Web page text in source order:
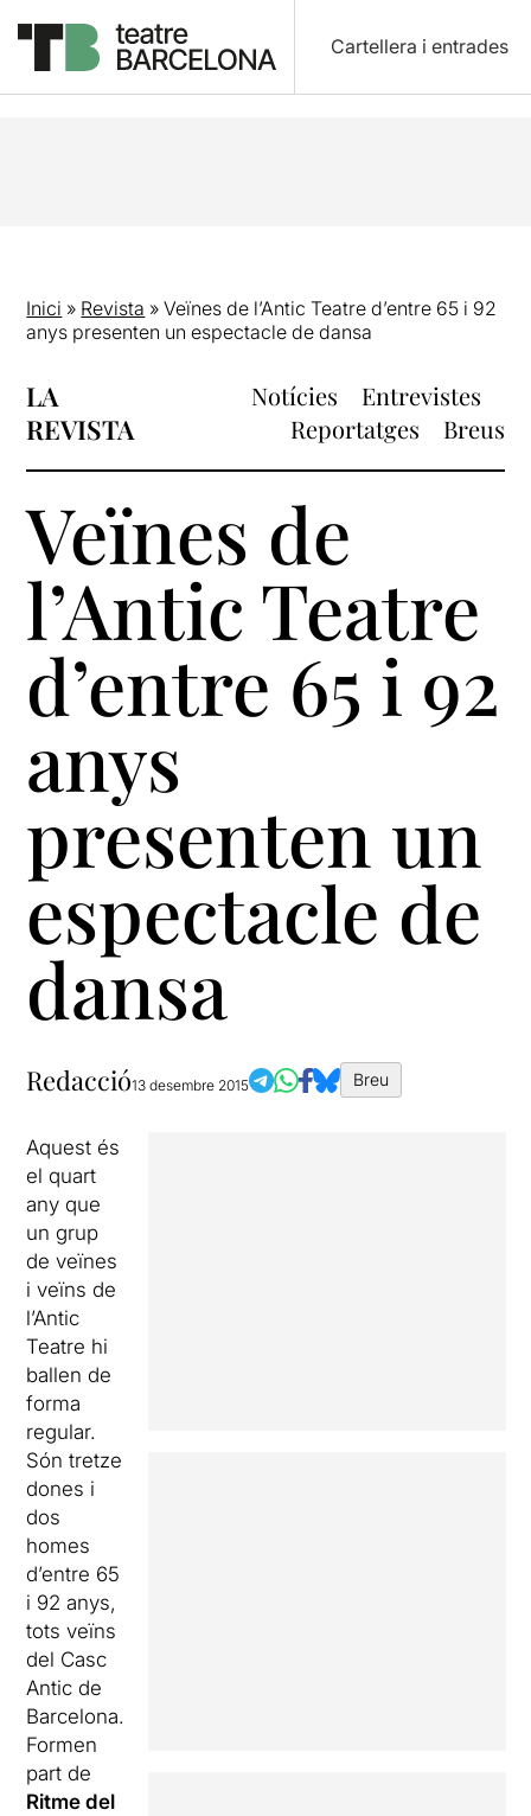
Cartellera i entrades
Inici » Revista »Veïnes de l’Antic Teatre d’entre 65 i 92
anys presenten un espectacle de dansa
LA
REVISTA
Notícies
Entrevistes
Reportatges
Breus
Veïnes de
l’Antic Teatre
d’entre 65 i 92
anys
presenten un
espectacle de
dansa
Redacció13 desembre 2015 Breu
Aquest és
el quart
any que
un grup
de veïnes
i veïns de
l’Antic
Teatre hi
ballen de
forma
regular.
Són tretze
dones i
dos
homes
d’entre 65
i 92 anys,
tots veïns
del Casc
Antic de
Barcelona.
Formen
part de
Ritme del